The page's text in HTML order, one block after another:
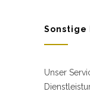
Sonstige
Unser